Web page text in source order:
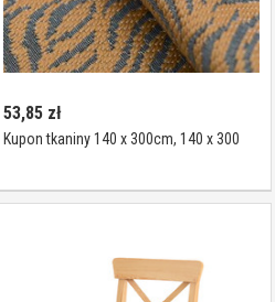
53,85 zł
Kupon tkaniny 140 x 300cm, 140 x 300